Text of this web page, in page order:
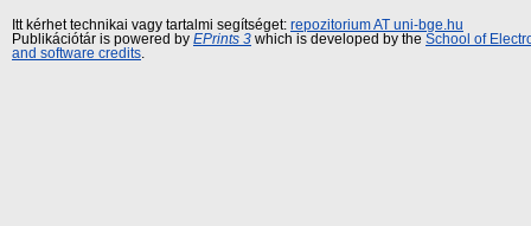
Itt kérhet technikai vagy tartalmi segítséget: repozitorium AT uni-bge.hu
Publikációtár is powered by EPrints 3 which is developed by the School of
and software credits